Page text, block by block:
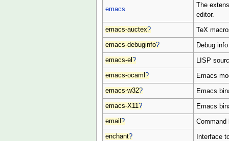
emacs
The
editor.
emacs-auctex? TeX
emacs-debuginfo? Debug
emacs-el? LISP
emacs-ocaml? Emacs
emacs-w32? Emacs
emacs-X11? Emacs
email? Command
enchant? Interface